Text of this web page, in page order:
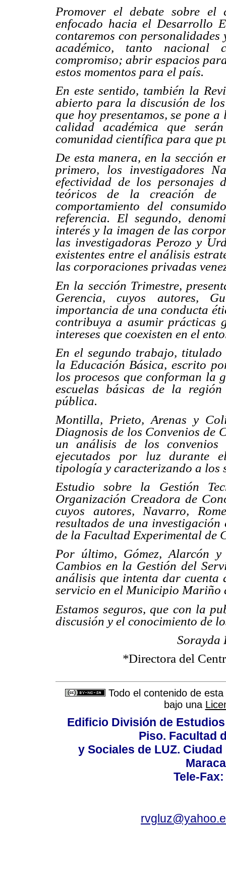
Promover el debate sobre el
enfocado hacia el Desarrollo
contaremos con
académico, tanto nacional
compromiso; abrir espacios
estos momentos para el país.
En este sentido, también la
abierto para la discusión de
que hoy presentamos, se pone
calidad académica que
comunidad científica para que
De esta manera, en la sección
primero, los investigadores
efectividad de los personajes
teóricos de la creación
comportamiento del
referencia. El segundo,
interés y la imagen de las
las investigadoras Perozo y
existentes entre el análisis
las corporaciones privadas
En la sección Trimestre,
Gerencia, cuyos autores,
importancia de una conducta
contribuya a asumir prácticas
intereses que coexisten en el
En el segundo trabajo,
la Educación Básica, escrito
los procesos que conforman la
escuelas básicas de la
pública.
Montilla, Prieto, Arenas y
Diagnosis de los Convenios de
un análisis de los convenios
ejecutados por luz durante
tipología y caracterizando a los
Estudio sobre la Gestión
Organización Creadora de
cuyos autores, Navarro,
resultados de una
de la Facultad Experimental de
Por último, Gómez, Alarcón
Cambios en la Gestión del
análisis que intenta dar cuenta
servicio en el Municipio Mariño
Estamos seguros, que con la
discusión y el conocimiento de
Sorayda
*Directora del
Todo el contenido de
bajo una
Edificio División de
Piso. Facultad
y Sociales de LUZ.
Tele-